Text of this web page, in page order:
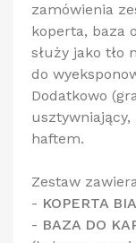
zamówienia
koperta, baza
służy jako tło
do
Dodatkowo
haftem.
Zestaw
- KOPERTA
- BAZA DO